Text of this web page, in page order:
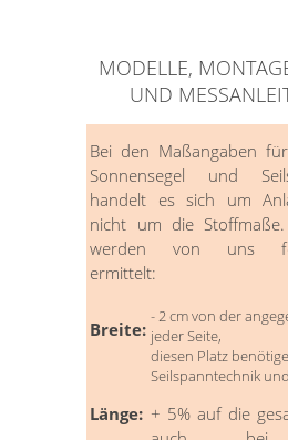
MODELLE,
UND
Bei den Maßangaben
Sonnensegel und
handelt es sich um
nicht um die
werden von uns
ermittelt:
Breite:
- 2 cm von der
jeder Seite,
diesen Platz
Seilspanntechnik
Länge: + 5% auf die